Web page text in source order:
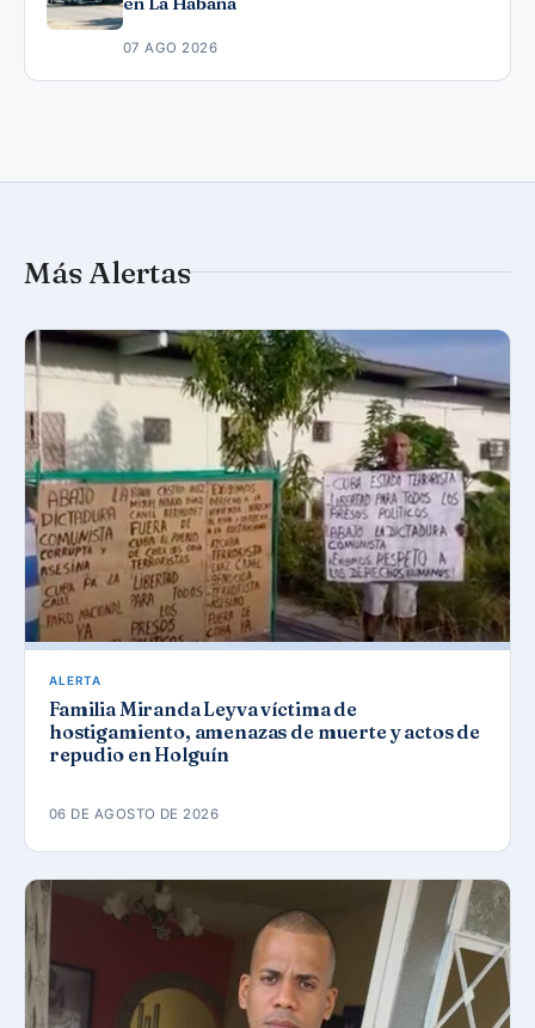
07 AGO 2026
Más Alertas
ALERTA
Familia Miranda Leyva víctima de
hostigamiento, amenazas de muerte y actos de
repudio en Holguín
06 DE AGOSTO DE 2026